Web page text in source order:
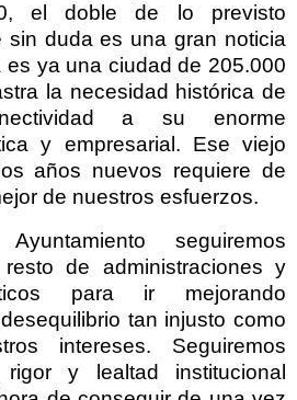
el doble de lo previsto
sin duda es una gran noticia
es ya una ciudad de 205.000
la necesidad histórica de
a su enorme
y empresarial. Ese viejo
años nuevos requiere de
de nuestros esfuerzos.
seguiremos
de administraciones y
para ir mejorando
tan injusto como
intereses. Seguiremos
rigor y lealtad institucional